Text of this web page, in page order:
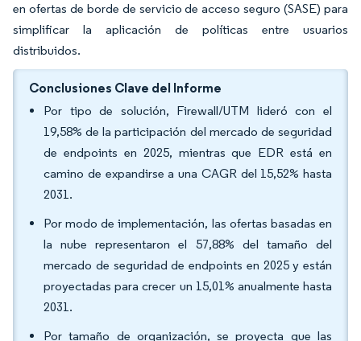
en ofertas de borde de servicio de acceso seguro (SASE) para
simplificar la aplicación de políticas entre usuarios
distribuidos.
Conclusiones Clave del Informe
Por tipo de solución, Firewall/UTM lideró con el
19,58% de la participación del mercado de seguridad
de endpoints en 2025, mientras que EDR está en
camino de expandirse a una CAGR del 15,52% hasta
2031.
Por modo de implementación, las ofertas basadas en
la nube representaron el 57,88% del tamaño del
mercado de seguridad de endpoints en 2025 y están
proyectadas para crecer un 15,01% anualmente hasta
2031.
Por tamaño de organización, se proyecta que las